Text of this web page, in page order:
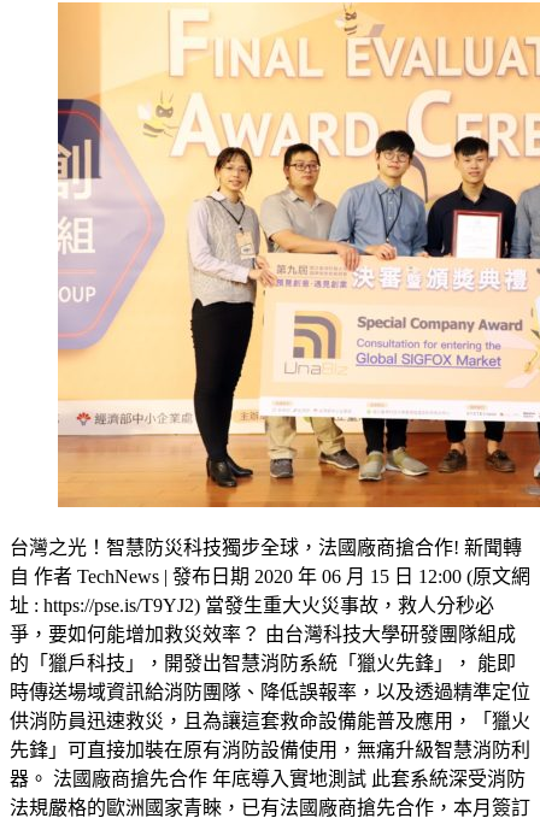
台灣之光！智慧防災科技獨步全球，法國廠商搶合作! 新聞轉
自 作者 TechNews | 發布日期 2020 年 06 月 15 日 12:00 (原文網
址 : https://pse.is/T9YJ2) 當發生重大火災事故，救人分秒必
爭，要如何能增加救災效率？ 由台灣科技大學研發團隊組成
的「獵戶科技」，開發出智慧消防系統「獵火先鋒」， 能即
時傳送場域資訊給消防團隊、降低誤報率，以及透過精準定位
供消防員迅速救災，且為讓這套救命設備能普及應用，「獵火
先鋒」可直接加裝在原有消防設備使用，無痛升級智慧消防利
器。 法國廠商搶先合作 年底導入實地測試 此套系統深受消防
法規嚴格的歐洲國家青睞，已有法國廠商搶先合作，本月簽訂